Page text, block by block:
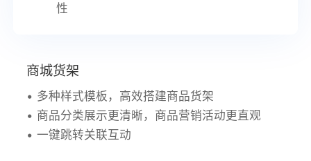
性
商城货架
多种样式模板，高效搭建商品货架
商品分类展示更清晰，商品营销活动更直观
一键跳转关联互动